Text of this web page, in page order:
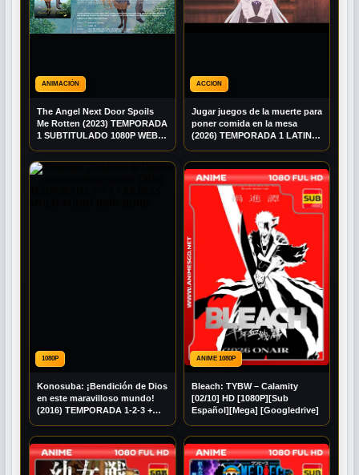
ANIMACIÓN
The Angel Next Door Spoils
Me Rotten (2023) TEMPORADA
1 SUBTITULADO 1080P WEB-
ACCION
Jugar juegos de la muerte para
poner comida en la mesa
(2026) TEMPORADA 1 LATINO
1080P
Konosuba: ¡Bendición de Dios
en este maravilloso mundo!
(2016) TEMPORADA 1-2-3 +
BDRIP
ANIME 1080P
Bleach: TYBW – Calamity
[02/10] HD [1080P][Sub
Español][Mega] [Googledrive]